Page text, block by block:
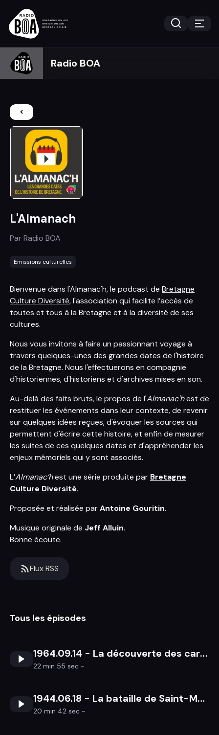
Radio BOA
L'Almanach
ParRadio BOA
Émissions culturelles
Bienvenue dans l'Almanac'h, le podcast de Bretagne
Culture Diversité, l'association qui facilite l’accès de
toutes et tous à la Bretagne et à la diversité de ses
cultures.
Nous vous invitons à faire un passionnant voyage à
travers quelques-unes des grandes dates de l'histoire
de la Bretagne. Nous l'effectuerons en compagnie
d'historiennes, d'historiens et d'archives mises en son.
Au-delà des faits bruts, le propos de l'Almanac'hest de
restituer les événements dans leur contexte, de revenir
sur quelques idées reçues, d'évoquer les sources qui
permettent d'écrire cette histoire, et enfin de mesurer
les suites de ces quelques dates et d'appréhender les
enjeux mémoriels qui y sont associés.
L’Almanac’hest une série produite par Bretagne
Culture Diversité.
Proposée et réalisée parAntoine Gouritin.
Musique originale de Jeff Alluin.
Bonne écoute.
Flux RSS
Tous les épisodes
1964.09.14 - La découverte des carnets de collecte du Barzaz Breiz
22 min 55 sec -
1944.06.18 - La bataille de Saint-Marcel
20 min 42 sec -